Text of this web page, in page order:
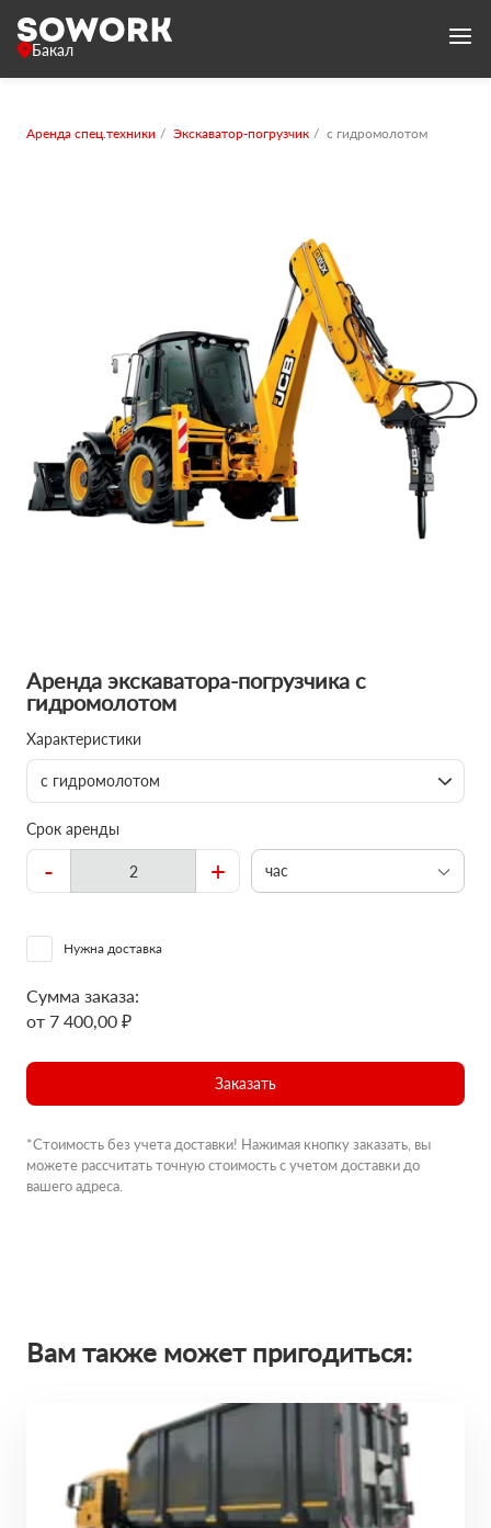
Бакал
Аренда спец.техники Экскаватор-погрузчик с гидромолотом
Аренда экскаватора-погрузчика с
гидромолотом
Характеристики
с гидромолотом
Срок аренды
- + час
Нужна доставка
Сумма заказа:
от 7 400,00 ₽
Заказать
*Стоимость без учета доставки! Нажимая кнопку заказать, вы
можете рассчитать точную стоимость с учетом доставки до
вашего адреса.
Вам также может пригодиться: